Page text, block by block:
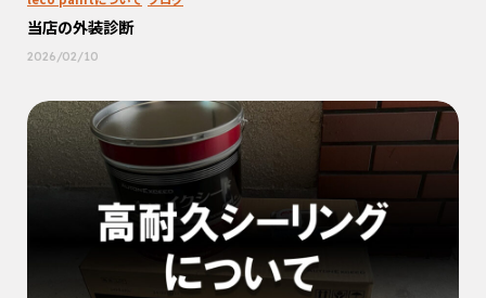
当店の外装診断
2026/02/10